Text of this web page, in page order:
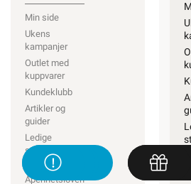
Min side
Ukens
kampanjer
Outlet med
kuppvarer
Kundeklubb
Artikler og
guider
Ledige
stillinger
Varsling og
Åpenhetsloven